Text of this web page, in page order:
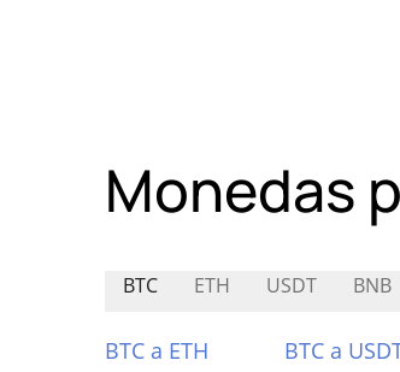
Monedas
BTC ETH USDT BNB
BTC a ETH BTC a